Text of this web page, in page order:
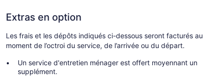
Extras en option
Les frais et les dépôts indiqués ci-dessous seront facturés au
moment de l’octroi du service, de l’arrivée ou du départ.
Un service d'entretien ménager est offert moyennant un
supplément.